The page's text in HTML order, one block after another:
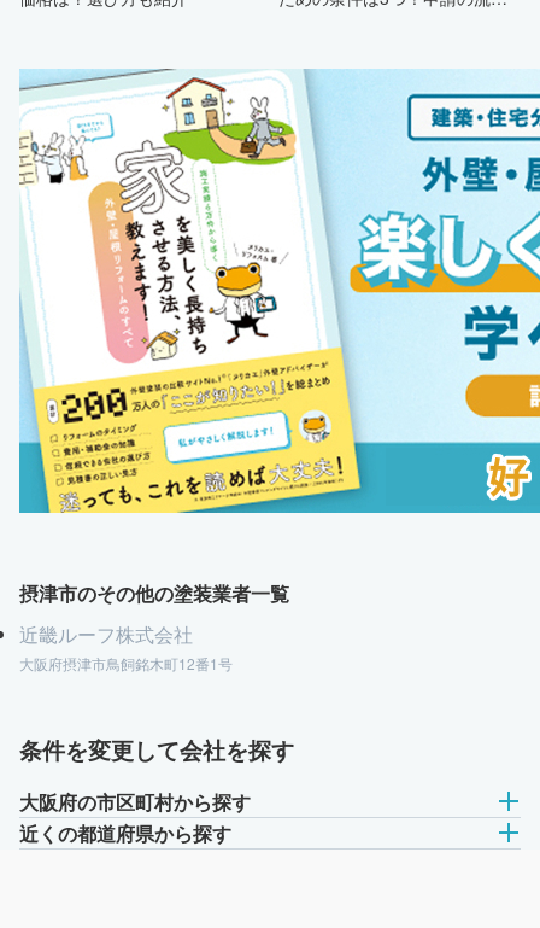
摂津市のその他の塗装業者一覧
近畿ルーフ株式会社
大阪府摂津市鳥飼銘木町12番1号
条件を変更して会社を探す
大阪府の市区町村から探す
近くの都道府県から探す